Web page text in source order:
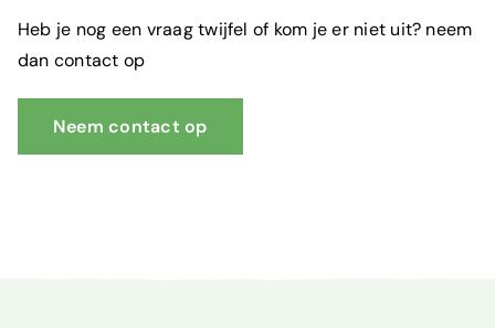
Heb je nog een vraag twijfel of kom je er niet uit? neem
dan contact op
Neem contact op